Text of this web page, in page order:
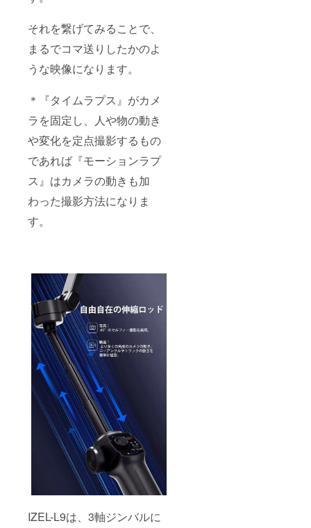
それを繋げてみることで、
まるでコマ送りしたかのよ
うな映像になります。
＊『タイムラプス』がカメ
ラを固定し、人や物の動き
や変化を定点撮影するもの
であれば『モーションラプ
ス』はカメラの動きも加
わった撮影方法になりま
す。
IZEL-L9は、3軸ジンバルに